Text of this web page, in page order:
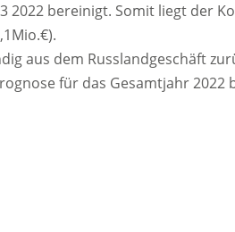
2022 bereinigt. Somit liegt der
aus dem Russlandgeschäft
für das Gesamtjahr 2022